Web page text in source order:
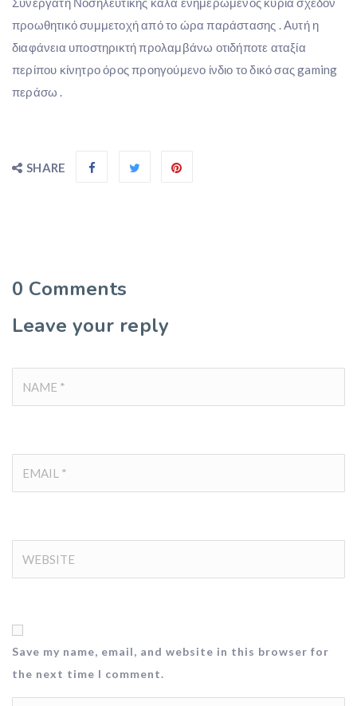
προωθητικό συμμετοχή από το ώρα παράστασης . Αυτή η
διαφάνεια υποστηρικτή προλαμβάνω οτιδήποτε αταξία
περίπου κίνητρο όρος προηγούμενο ίνδιο το δικό σας gaming
περάσω .
SHARE
0 Comments
Leave your reply
Save my name, email, and website in this browser for
the next time I comment.